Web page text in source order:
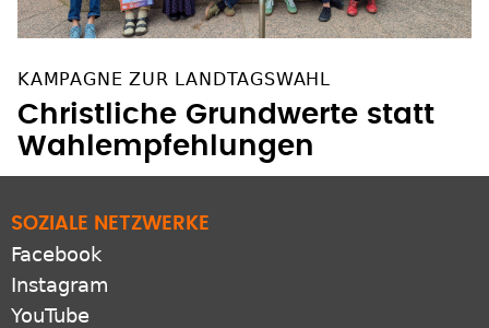
KAMPAGNE ZUR LANDTAGSWAHL
Christliche Grundwerte statt
Wahlempfehlungen
SOZIALE NETZWERKE
Facebook
Instagram
YouTube